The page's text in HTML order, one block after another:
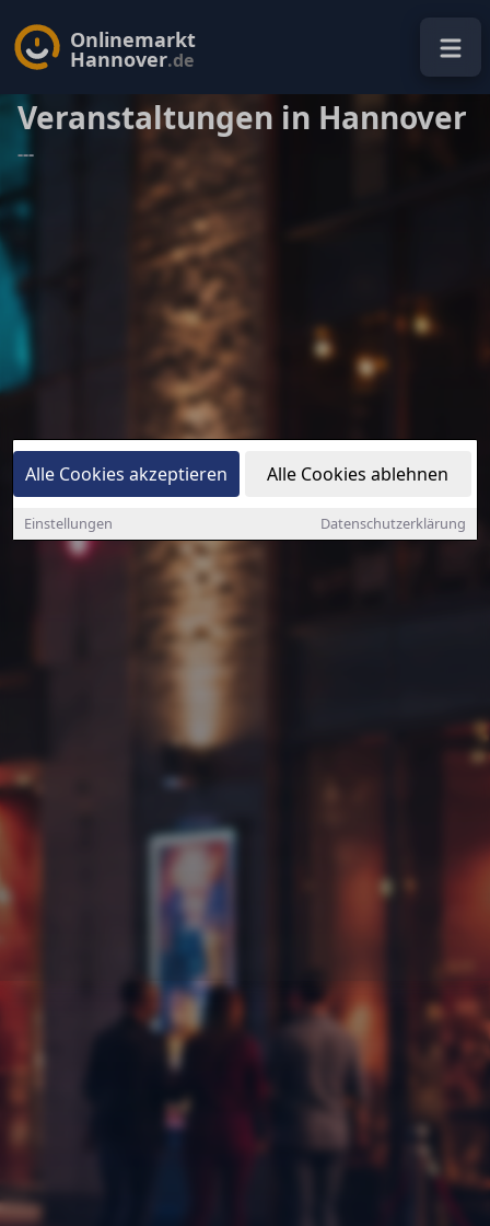
Alle Cookies akzeptieren Alle Cookies ablehnen
Einstellungen Datenschutzerklärung
Onlinemarkt
Hannover.de
Veranstaltungen in Hannover
---